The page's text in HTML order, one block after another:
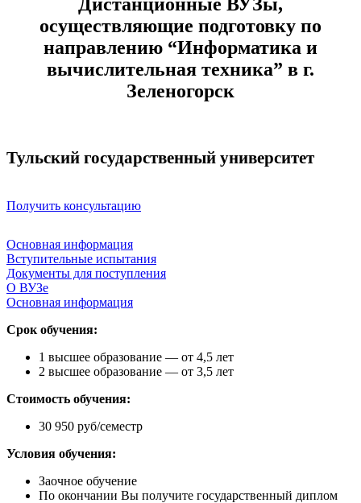
осуществляющие подготовку по
направлению “Информатика и
вычислительная техника” в г.
Зеленогорск
Тульский государственный университет
Получить консультацию
Основная информация
Вступительные испытания
Документы для поступления
О ВУЗе
Основная информация
Срок обучения:
1 высшее образование — от 4,5 лет
2 высшее образование — от 3,5 лет
Стоимость обучения:
30 950 руб/семестр
Условия обучения:
Заочное обучение
По окончании Вы получите государственный диплом